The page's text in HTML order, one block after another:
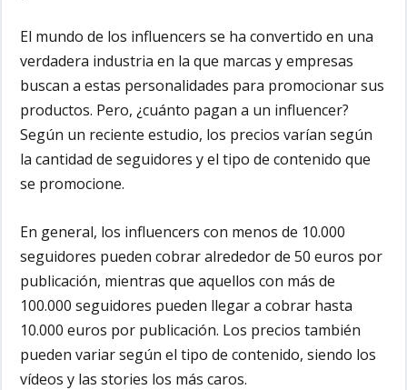
El mundo de los influencers se ha convertido en una
verdadera industria en la que marcas y empresas
buscan a estas personalidades para promocionar sus
productos. Pero, ¿cuánto pagan a un influencer?
Según un reciente estudio, los precios varían según
la cantidad de seguidores y el tipo de contenido que
se promocione.
En general, los influencers con menos de 10.000
seguidores pueden cobrar alrededor de 50 euros por
publicación, mientras que aquellos con más de
100.000 seguidores pueden llegar a cobrar hasta
10.000 euros por publicación. Los precios también
pueden variar según el tipo de contenido, siendo los
vídeos y las stories los más caros.